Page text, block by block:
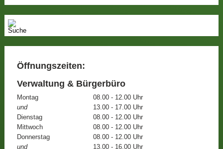
Öffnungszeiten:
Verwaltung & Bürgerbüro
Montag
08.00 - 12.00 Uhr
und
13.00 - 17.00 Uhr
Dienstag
08.00 - 12.00 Uhr
Mittwoch
08.00 - 12.00 Uhr
Donnerstag
08.00 - 12.00 Uhr
und
13.00 - 16.00 Uhr